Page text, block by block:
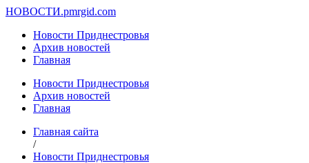
НОВОСТИ.pmrgid.com
Новости Приднестровья
Архив новостей
Главная
Новости Приднестровья
Архив новостей
Главная
Главная сайта
/
Новости Приднестровья